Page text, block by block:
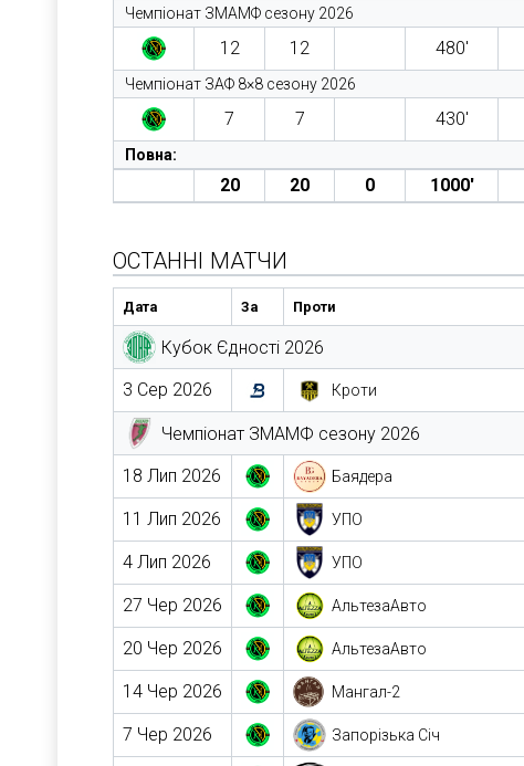
Чемпіонат ЗМАМФ сезону 2026
12 12 480′
Чемпіонат ЗАФ 8×8 сезону 2026
7 7 430′
Повна:
20 20 0 1000′
ОСТАННІ МАТЧИ
Дата За Проти
Кубок Єдності 2026
3 Сер 2026 Кроти
Чемпіонат ЗМАМФ сезону 2026
18 Лип 2026 Баядера
11 Лип 2026 УПО
4 Лип 2026 УПО
27 Чер 2026 АльтезаАвто
20 Чер 2026 АльтезаАвто
14 Чер 2026 Мангал-2
7 Чер 2026 Запорізька Січ